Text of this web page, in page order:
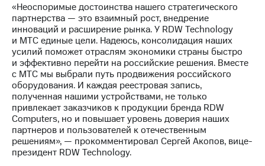
Программа
приобретения
Порядок
выкупа
акций
Дивиденды
Рынок
облигаций
Описание
Еврооблигации-2023
Уведомление
о
погашении
«Неоспоримые достоинства нашего стратегического
партнерства — это взаимный рост, внедрение
инноваций и расширение рынка. У RDW Technology
и МТС единые цели. Надеюсь, консолидация наших
усилий поможет отраслям экономики страны быстро
и эффективно перейти на российские решения. Вместе
с МТС мы выбрали путь продвижения российского
оборудования. И каждая реестровая запись,
полученная нашими устройствами, не только
привлекает заказчиков к продукции бренда RDW
Computers, но и повышает уровень доверия наших
партнеров и пользователей к отечественным
решениям», — прокомментировал Сергей Акопов, вице-
президент RDW Technology.